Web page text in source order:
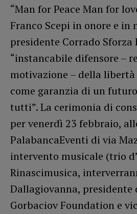
“Man for Peace Man for
Franco Scepi in onore e in
presidente Corrado Sforza
“instancabile difensore –
motivazione – della
come garanzia di un
tutti”. La cerimonia di
per venerdì 23 febbraio,
PalabancaEventi di via
intervento musicale (trio
Rinascimusica,
Dallagiovanna, presidente
Gorbaciov Foundation e